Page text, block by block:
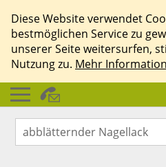
Diese Website verwendet
bestmöglichen Service zu
unserer Seite weitersurfen,
Nutzung zu. Mehr